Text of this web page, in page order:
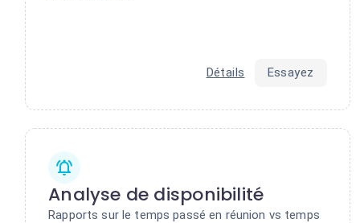
Détails Essayez
Analyse de disponibilité
Rapports sur le temps passé en réunion vs temps